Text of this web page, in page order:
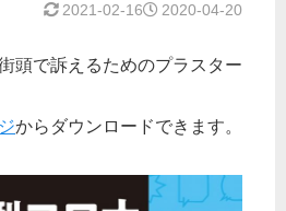
2020-04-20
2021-02-16
頭で訴えるためのプラスター
からダウンロードできます。